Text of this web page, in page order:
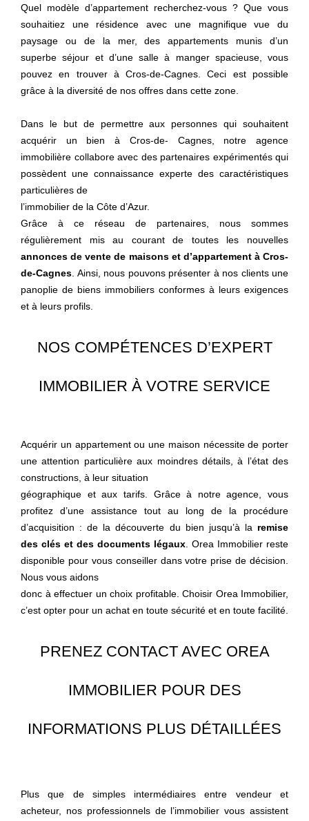
Quel modèle d’appartement recherchez-vous ? Que vous
souhaitiez une résidence avec une magnifique vue du
paysage ou de la mer, des appartements munis d’un
superbe séjour et d’une salle à manger spacieuse, vous
pouvez en trouver à Cros-de-Cagnes. Ceci est possible
grâce à la diversité de nos offres dans cette zone.
Dans le but de permettre aux personnes qui souhaitent
acquérir un bien à Cros-de- Cagnes, notre agence
immobilière collabore avec des partenaires expérimentés qui
possèdent une connaissance experte des caractéristiques
particulières de
l’immobilier de la Côte d’Azur.
Grâce à ce réseau de partenaires, nous sommes
régulièrement mis au courant de toutes les nouvelles
annonces de vente de maisons et d’appartement à Cros-
de-Cagnes . Ainsi, nous pouvons présenter à nos clients une
panoplie de biens immobiliers conformes à leurs exigences
et à leurs profils.
NOS COMPÉTENCES D’EXPERT
IMMOBILIER À VOTRE SERVICE
Acquérir un appartement ou une maison nécessite de porter
une attention particulière aux moindres détails, à l’état des
constructions, à leur situation
géographique et aux tarifs. Grâce à notre agence, vous
profitez d’une assistance tout au long de la procédure
d’acquisition : de la découverte du bien jusqu’à la remise
des clés et des documents légaux . Orea Immobilier reste
disponible pour vous conseiller dans votre prise de décision.
Nous vous aidons
donc à effectuer un choix profitable. Choisir Orea Immobilier,
c’est opter pour un achat en toute sécurité et en toute facilité.
PRENEZ CONTACT AVEC OREA
IMMOBILIER POUR DES
INFORMATIONS PLUS DÉTAILLÉES
Plus que de simples intermédiaires entre vendeur et
acheteur, nos professionnels de l’immobilier vous assistent